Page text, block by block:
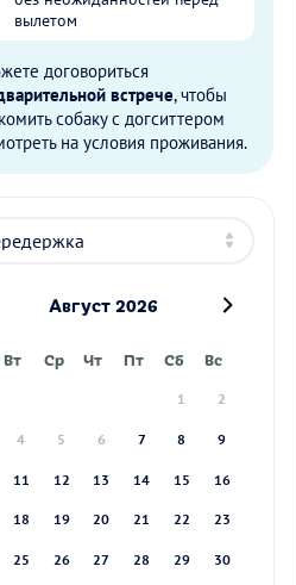
вылетом
договориться
встрече, чтобы
собаку с догситтером
на условия проживания.
Август 2026
Вт Ср Чт Пт Сб Вс
1 2
4 5 6 7 8 9
11 12 13 14 15 16
18 19 20 21 22 23
25 26 27 28 29 30